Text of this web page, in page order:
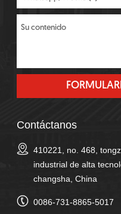
Contáctanos
410221, no. 468,
industrial de alta
changsha, China
0086-731-8865-5017